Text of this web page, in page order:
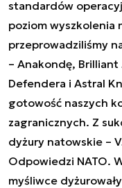
standardów
poziom wyszkolenia
przeprowadziliśmy
– Anakondę,
Defendera i Astral
gotowość naszych
zagranicznych. Z
dyżury natowskie –
Odpowiedzi NATO.
myśliwce